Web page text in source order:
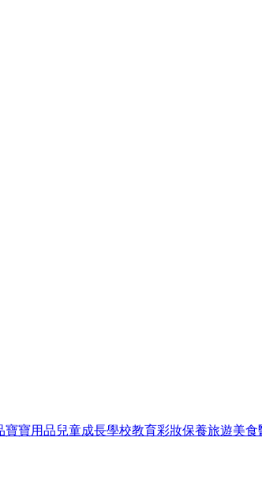
寶寶用品兒童成長學校教育彩妝保養旅遊美食